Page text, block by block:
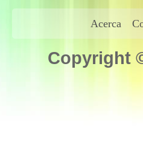
Acerca
Copyright